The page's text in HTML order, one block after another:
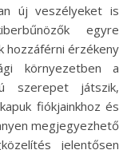
új veszélyeket is
egyre
hozzáférni érzékeny
környezetben a
szerepet játszik,
fiókjainkhoz és
megjegyezhető
jelentősen